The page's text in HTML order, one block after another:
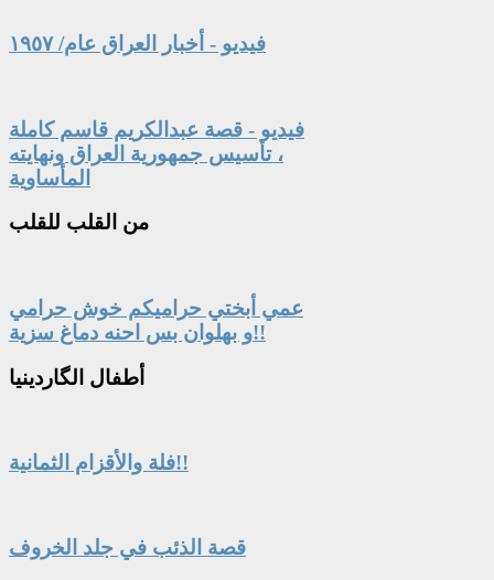
فيديو - أخبار العراق عام/ ١٩٥٧
فيديو - قصة عبدالكريم قاسم كاملة
، تأسيس جمهورية العراق ونهايته
المأساوية
من القلب للقلب
عمي أبختي حراميكم خوش حرامي
و بهلوان بس احنه دماغ سزية!!
أطفال الگاردينيا
فلة والأقزام الثمانية!!
قصة الذئب في جلد الخروف